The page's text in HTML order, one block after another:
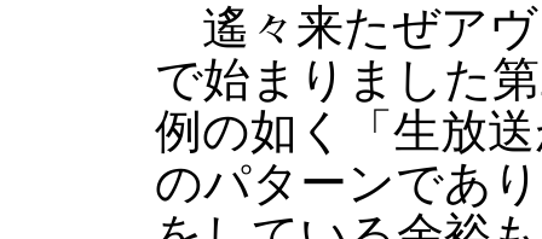
遙々来たぜア
で始まりました
例の如く「生放
のパターンであ